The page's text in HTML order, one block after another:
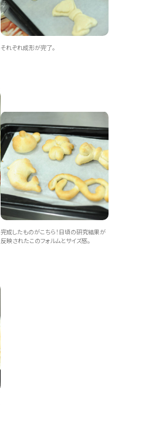
それぞれ成形が完了。
完成したものがこちら！日頃の研究結果が
反映されたこのフォルムとサイズ感。